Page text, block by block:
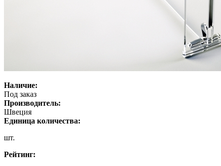
Наличие:
Под заказ
Производитель:
Швеция
Единица количества:
шт.
Рейтинг: